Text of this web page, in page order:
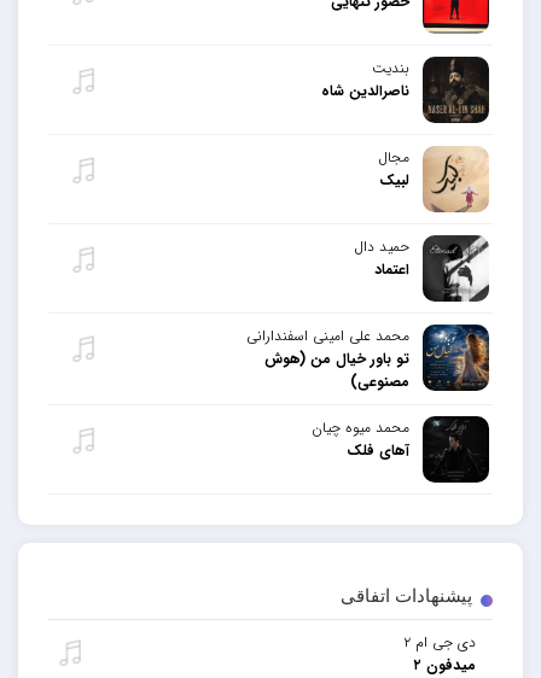
پیشنهادات اتفاقی
دی جی ام ۲
میدفون ۲
بندیت
ناصرالدین شاه
مجال
لبیک
حمید دال
اعتماد
محمد علی امینی اسفندارانی
تو باور خیال من (هوش
مصنوعی)
محمد میوه چیان
آهای فلک